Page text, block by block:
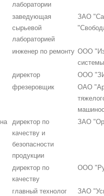
лаборатории
заведующая
сырьевой
лабораторией
ЗАО
инженер по ремонту ООО
директор
ООО
фрезеровщик
ОАО
директор по
качеству и
безопасности
продукции
ЗАО
директор по
качеству
ООО
главный технолог
ЗАО